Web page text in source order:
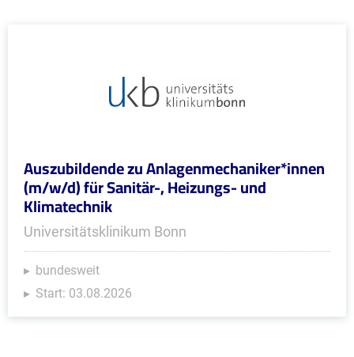
Auszubildende zu Anlagenmechaniker*innen
(m/w/d) für Sanitär-, Heizungs- und
Klimatechnik
Universitätsklinikum Bonn
bundesweit
Start: 03.08.2026